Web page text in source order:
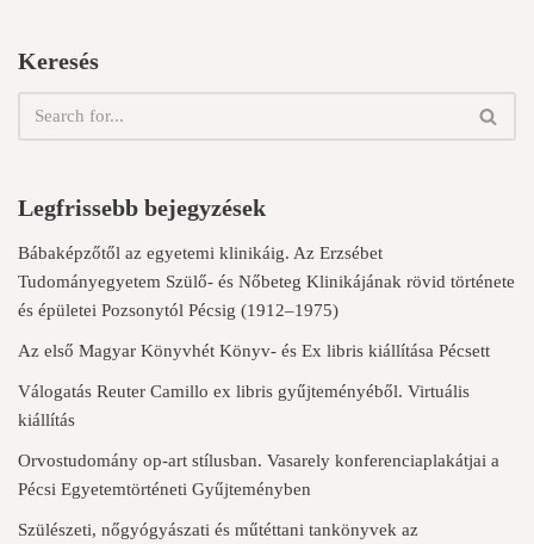
Keresés
Legfrissebb bejegyzések
Bábaképzőtől az egyetemi klinikáig. Az Erzsébet
Tudományegyetem Szülő- és Nőbeteg Klinikájának rövid története
és épületei Pozsonytól Pécsig (1912–1975)
Az első Magyar Könyvhét Könyv- és Ex libris kiállítása Pécsett
Válogatás Reuter Camillo ex libris gyűjteményéből. Virtuális
kiállítás
Orvostudomány op-art stílusban. Vasarely konferenciaplakátjai a
Pécsi Egyetemtörténeti Gyűjteményben
Szülészeti, nőgyógyászati és műtéttani tankönyvek az